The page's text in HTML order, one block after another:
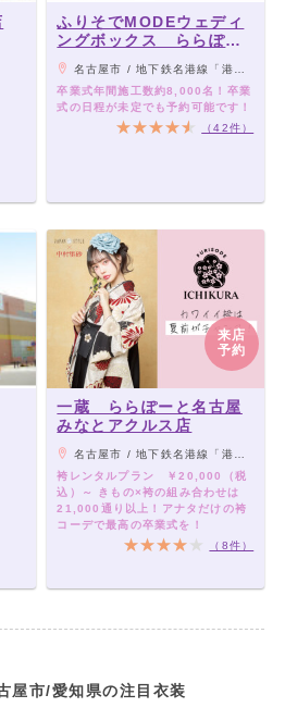
ふりそでMODEウェディ
ングボックス ららぽー
と名古屋みなとアクルス
店
名古屋市 / 地下鉄名港線「港区役所駅」より徒歩6分
卒業式年間施工数約8,000名！卒業
式の日程が未定でも予約可能です！
（42件）
来店
予約
一蔵 ららぽーと名古屋
みなとアクルス店
名古屋市 / 地下鉄名港線「港区役所駅」2番出口より徒歩2分、地下鉄名港線「東海通駅」3番出口より徒歩3分
袴レンタルプラン ￥20,000（税
込）～ きもの×袴の組み合わせは
21,000通り以上！アナタだけの袴
コーデで最高の卒業式を！
（8件）
屋市/愛知県の注目衣装